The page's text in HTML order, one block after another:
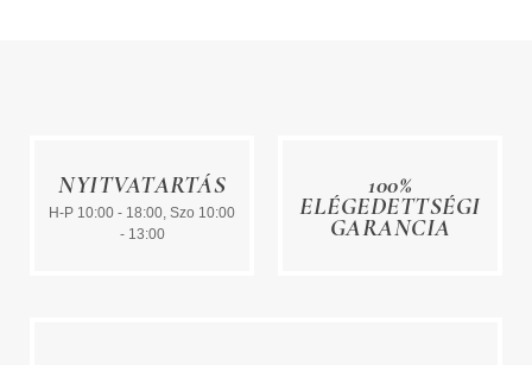
NYITVATARTÁS
H-P 10:00 - 18:00, Szo 10:00
- 13:00
100%
ELÉGEDETTSÉGI
GARANCIA